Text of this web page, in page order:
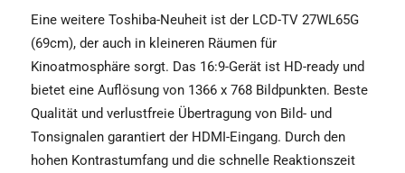
Eine weitere Toshiba-Neuheit ist der LCD-TV 27WL65G
(69cm), der auch in kleineren Räumen für
Kinoatmosphäre sorgt. Das 16:9-Gerät ist HD-ready und
bietet eine Auflösung von 1366 x 768 Bildpunkten. Beste
Qualität und verlustfreie Übertragung von Bild- und
Tonsignalen garantiert der HDMI-Eingang. Durch den
hohen Kontrastumfang und die schnelle Reaktionszeit